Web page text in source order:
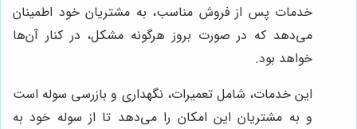
خدمات پس از فروش مناسب، به مشتریان خود اطمینان
می‌دهد که در صورت بروز هرگونه مشکل، در کنار آن‌ها
خواهد بود.
این خدمات، شامل تعمیرات، نگهداری و بازرسی سوله است
و به مشتریان این امکان را می‌دهد تا از سوله خود به